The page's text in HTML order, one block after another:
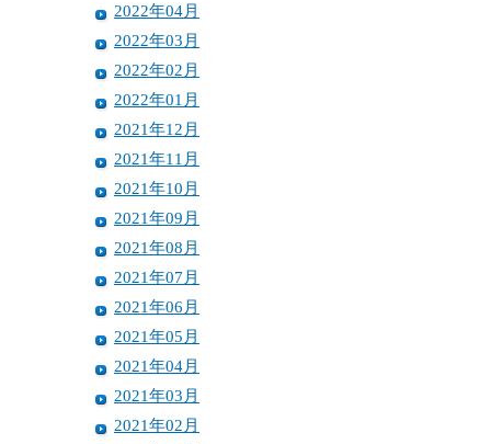
2022年04月
2022年03月
2022年02月
2022年01月
2021年12月
2021年11月
2021年10月
2021年09月
2021年08月
2021年07月
2021年06月
2021年05月
2021年04月
2021年03月
2021年02月